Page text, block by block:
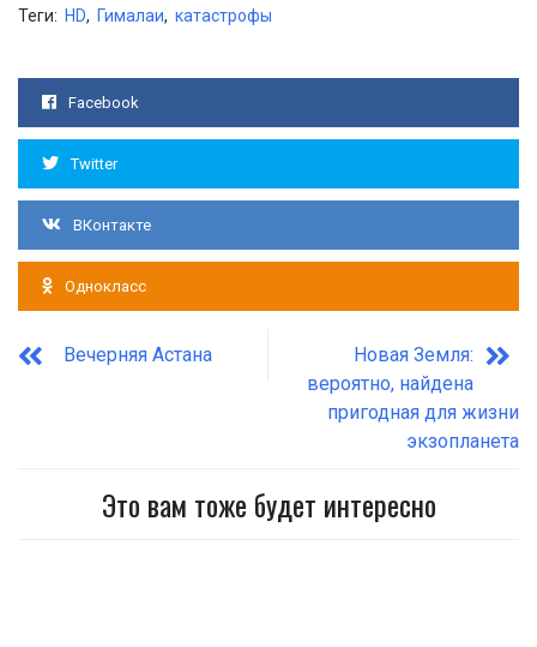
Теги: HD, Гималаи, катастрофы
Facebook
Twitter
ВКонтакте
Однокласс
Вечерняя Астана
Новая Земля:
вероятно, найдена
пригодная для жизни
экзопланета
Это вам тоже будет интересно